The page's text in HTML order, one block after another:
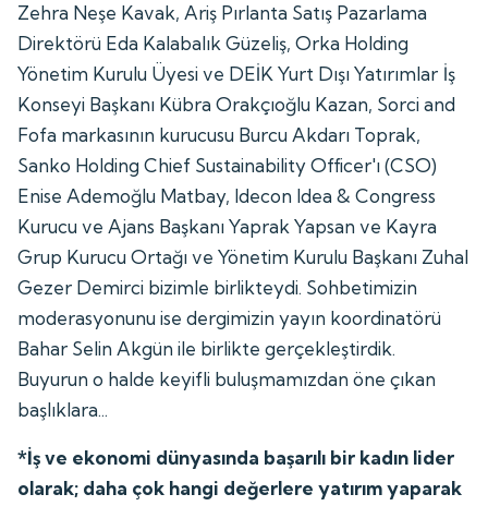
Zehra Neşe Kavak, Ariş Pırlanta Satış Pazarlama
Direktörü Eda Kalabalık Güzeliş, Orka Holding
Yönetim Kurulu Üyesi ve DEİK Yurt Dışı Yatırımlar İş
Konseyi Başkanı Kübra Orakçıoğlu Kazan, Sorci and
Fofa markasının kurucusu Burcu Akdarı Toprak,
Sanko Holding Chief Sustainability Officer'ı (CSO)
Enise Ademoğlu Matbay, Idecon Idea & Congress
Kurucu ve Ajans Başkanı Yaprak Yapsan ve Kayra
Grup Kurucu Ortağı ve Yönetim Kurulu Başkanı Zuhal
Gezer Demirci bizimle birlikteydi. Sohbetimizin
moderasyonunu ise dergimizin yayın koordinatörü
Bahar Selin Akgün ile birlikte gerçekleştirdik.
Buyurun o halde keyifli buluşmamızdan öne çıkan
başlıklara...
*İş ve ekonomi dünyasında başarılı bir kadın lider
olarak; daha çok hangi değerlere yatırım yaparak